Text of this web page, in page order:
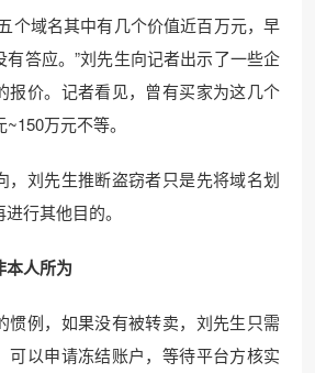
个域名其中有几个价值近百万元，早
答应。”刘先生向记者出示了一些企
报价。记者看见，曾有买家为这几个
万元不等。
，刘先生推断盗窃者只是先将域名划
行其他目的。
本人所为
惯例，如果没有被转卖，刘先生只需
可以申请冻结账户，等待平台方核实